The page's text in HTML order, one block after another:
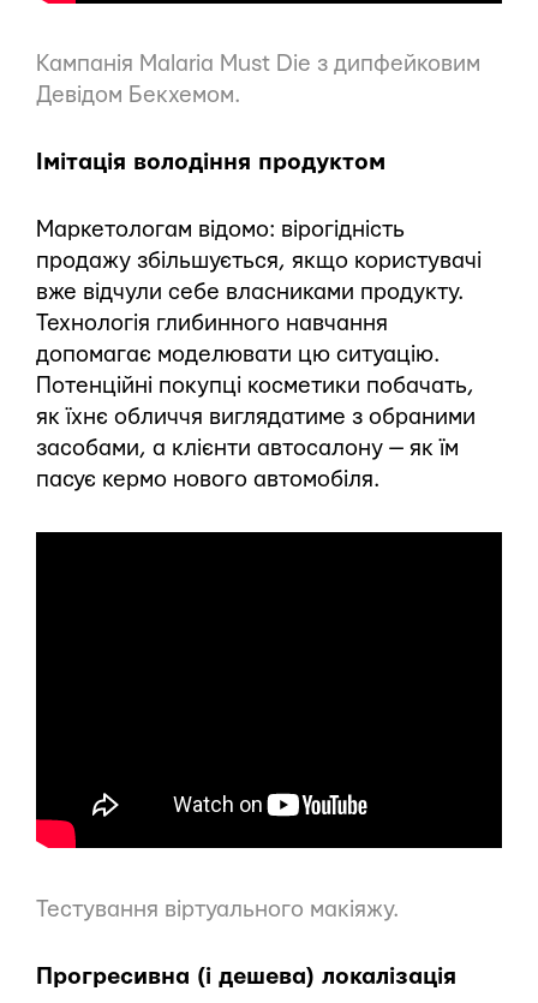
Кампанія Malaria Must Die з дипфейковим
Девідом Бекхемом.
Імітація володіння продуктом
Маркетологам відомо: вірогідність
продажу збільшується, якщо користувачі
вже відчули себе власниками продукту.
Технологія глибинного навчання
допомагає моделювати цю ситуацію.
Потенційні покупці косметики побачать,
як їхнє обличчя виглядатиме з обраними
засобами, а клієнти автосалону — як їм
пасує кермо нового автомобіля.
Тестування віртуального макіяжу.
Прогресивна (і дешева) локалізація